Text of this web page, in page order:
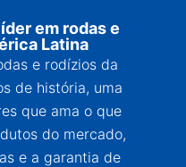
em rodas e
Latina
e rodízios da
de história, uma
que ama o que
do mercado,
e a garantia de